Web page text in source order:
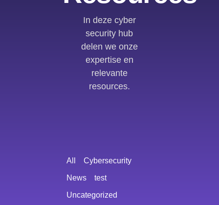
In deze cyber
security hub
delen we onze
expertise en
relevante
resources.
Cybersecurity
News test
Uncategorized
All